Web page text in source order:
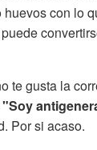
con lo
te gusta la
"Soy
Por si acaso.